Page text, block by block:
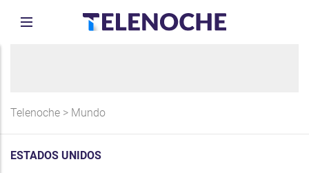
Telenoche > Mundo
ESTADOS UNIDOS